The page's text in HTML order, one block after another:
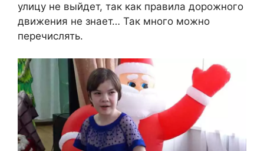
улицу не выйдет, так как правила дорожного
движения не знает… Так много можно
перечислять.